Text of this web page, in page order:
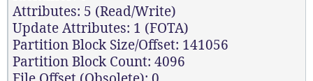
Attributes: 5 (Read/Write)
Update Attributes: 1 (FOTA)
Partition Block Size/Offset: 141056
Partition Block Count: 4096